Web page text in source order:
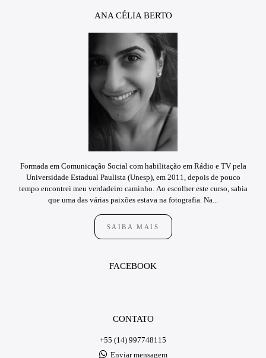
ANA CÉLIA BERTO
Formada em Comunicação Social com habilitação em Rádio e TV pela
Universidade Estadual Paulista (Unesp), em 2011, depois de pouco
tempo encontrei meu verdadeiro caminho. Ao escolher este curso, sabia
que uma das várias paixões estava na fotografia. Na...
SAIBA MAIS
FACEBOOK
CONTATO
+55 (14) 997748115
Enviar mensagem